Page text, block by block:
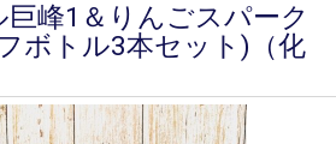
峰1＆りんごスパーク
ボトル3本セット)（化